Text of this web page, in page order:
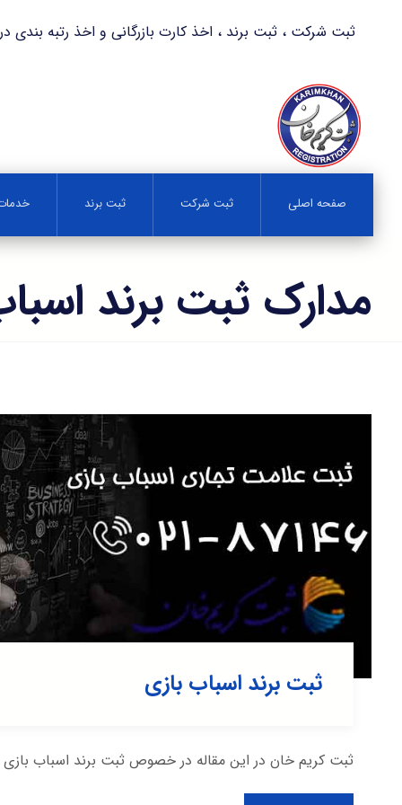
ثبت شرکت ، ثبت برند ، اخذ کارت بازرگانی و اخذ رتبه بندی در کمترین
صفحه اصلی ثبت شرکت ثبت برند
مدارک ثبت برند
ثبت برند اسباب بازی
ثبت کریم خان در این مقاله در خصوص ثبت برند اسباب